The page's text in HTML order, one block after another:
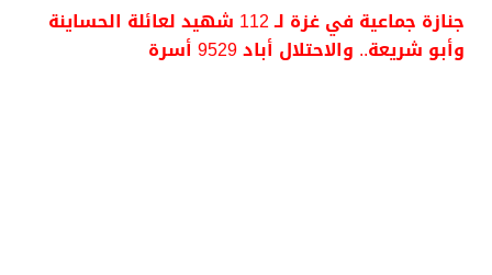
جنازة جماعية في غزة لـ 112 شهيد لعائلة الحساينة
وأبو شريعة.. والاحتلال أباد 9529 أسرة